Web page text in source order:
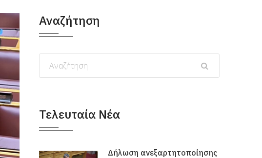
Αναζήτηση
Τελευταία Νέα
Δήλωση ανεξαρτητοποίησης